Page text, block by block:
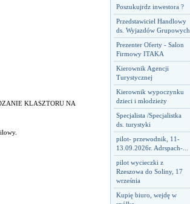
Poszukujrdz inwestora ?
Przedstawiciel Handlowy
ds. Wyjazdów Grupowych
Prezenter Oferty - Salon
Firmowy ITAKA
Kierownik Agencji
Turystycznej
Kierownik wypoczynku
dzieci i młodzieży
Specjalista /Specjalistka
ds. turystyki
pilot- przewodnik, 11-
13.09.2026r. Adrspach-...
pilot wycieczki z
Rzeszowa do Soliny, 17
września
Kupię biuro, wejdę w
KLASZTORU NA